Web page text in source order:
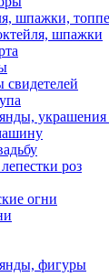
шпажки,
шпажки
украшения
роз
огни
фигуры